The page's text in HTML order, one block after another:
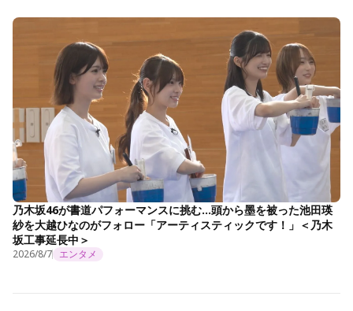
乃木坂46が書道パフォーマンスに挑む…頭から墨を被った池田瑛
紗を大越ひなのがフォロー「アーティスティックです！」＜乃木
坂工事延長中＞
2026/8/7 エンタメ